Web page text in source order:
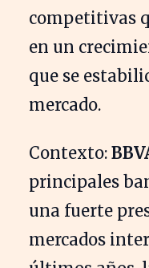
competitivas
en un
que se
mercado.
Contexto:
principales
una fuerte
mercados